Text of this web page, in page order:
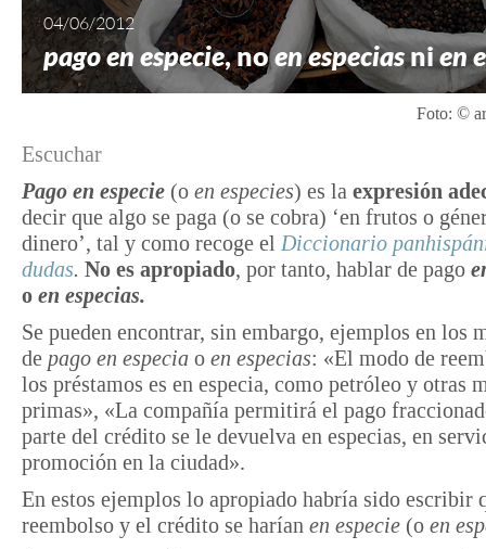
04/06/2012
pago en especie, noen especiasnien
Foto: ©
Escuchar
Pago en especie (o en especies) es la expresión
decir que algo se paga (o se cobra) ‘en frutos o
dinero’, tal y como recoge el Diccionario
dudas. No es apropiado, por tanto, hablar de pago
o en especias.
Se pueden encontrar, sin embargo, ejemplos en los
de pago en especia o en especias: «El modo de
los préstamos es en especia, como petróleo y otras
primas», «La compañía permitirá el pago
parte del crédito se le devuelva en especias, en
promoción en la ciudad».
En estos ejemplos lo apropiado habría sido escribir
reembolso y el crédito se harían en especie (o en